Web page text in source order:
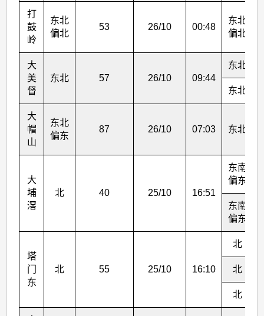
打
鼓
岭
东北
偏北
53 26/10 00:48
东北
偏北
大
美
督
东北 57 26/10 09:44
东北
东北
大
帽
山
东北
偏东
87 26/10 07:03 东北
大
埔
滘
北 40 25/10 16:51
东南
偏东
东南
偏东
塔
门
东
北 55 25/10 16:10
北
北
北